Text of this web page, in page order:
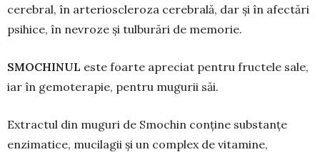
cerebral, în arterioscleroza cere­brală, dar și în afectări
psihice, în nevroze și tulburări de memo­rie.
SMOCHINUL este foarte apreciat pentru fructele sale,
iar în gemoterapie, pentru mugurii săi.
Extractul din muguri de Smochin conţine sub­stanţe
enzimatice, mucilagii și un complex de vita­mine,